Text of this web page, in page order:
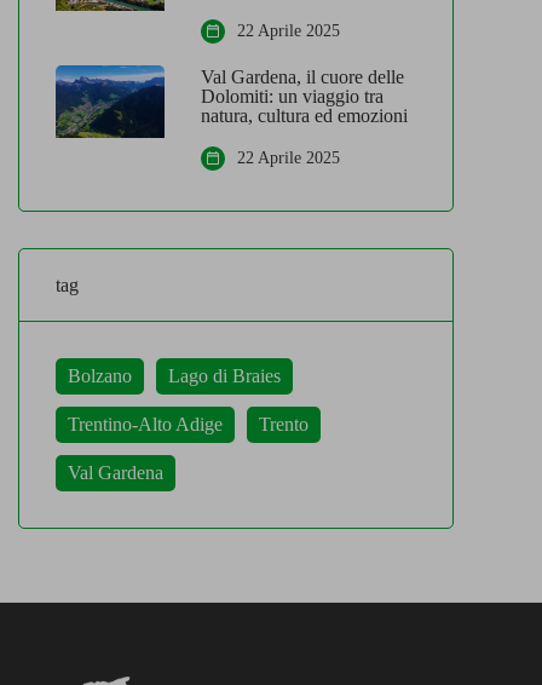
22 Aprile 2025
Val Gardena, il cuore delle
Dolomiti: un viaggio tra
natura, cultura ed emozioni
22 Aprile 2025
tag
Bolzano Lago di Braies
Trentino-Alto Adige Trento
Val Gardena